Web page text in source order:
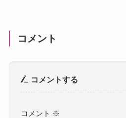
コメント
コメントする
コメント ※